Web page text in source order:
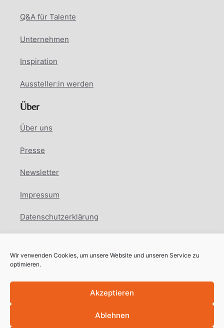
Wir verwenden Cookies, um unsere Website und unseren Service zu
optimieren.
Akzeptieren
Ablehnen
Q&A für Talente
Unternehmen
Inspiration
Aussteller:in werden
Über
Über uns
Presse
Newsletter
Impressum
Datenschutzerklärung
Facebook
Instagram
LinkedIn